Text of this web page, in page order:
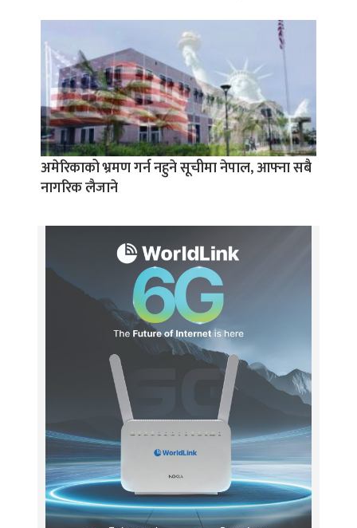
अमेरिकाको भ्रमण गर्न नहुने सूचीमा नेपाल, आफ्ना सबै
नागरिक लैजाने